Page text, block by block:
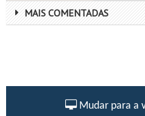
MAIS COMENTADAS
Mudar para a